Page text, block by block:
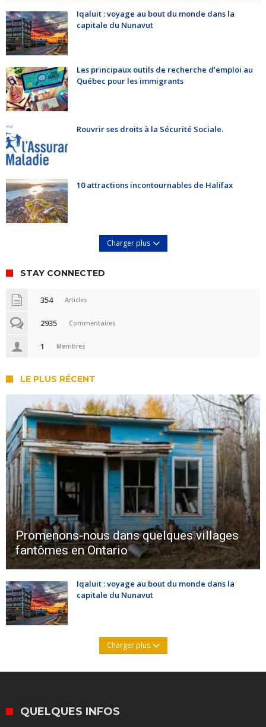
Iqaluit : voyage au bout du monde dans la
capitale du Nunavut
Les principaux outils de recherche d’emploi au
Québec pour les immigrants
Rouvrir ses droits à la Sécurité Sociale.
10 attractions incontournables de Halifax
Charger plus
STAY CONNECTED
354 Articles
2935 Commentaires
1 Membres
LE PLUS RÉCENT
Promenons-nous dans quelques villages
fantômes en Ontario
Iqaluit : voyage au bout du monde dans la
capitale du Nunavut
Charger plus
QUELQUES INFOS